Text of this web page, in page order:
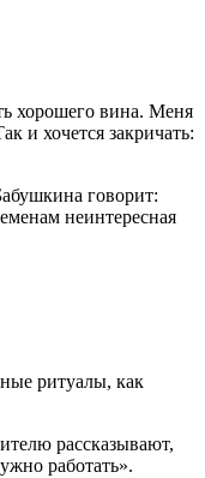
хорошего вина. Меня
и хочется закричать:
говорит:
неинтересная
ритуалы, как
рассказывают,
работать».